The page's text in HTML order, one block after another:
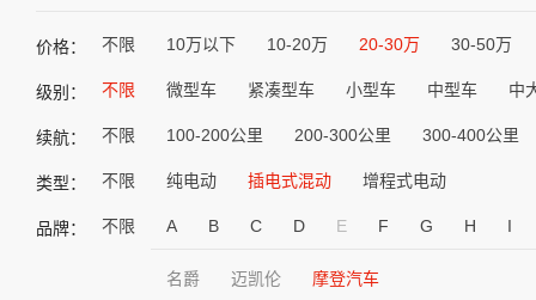
价格： 不限 10万以下 10-20万 20-30万 30-50万
级别： 不限 微型车 紧凑型车 小型车 中型车 中
续航： 不限 100-200公里 200-300公里 300-400公里
类型： 不限 纯电动 插电式混动 增程式电动
品牌： 不限 A B C D E F G H I
名爵 迈凯伦 摩登汽车